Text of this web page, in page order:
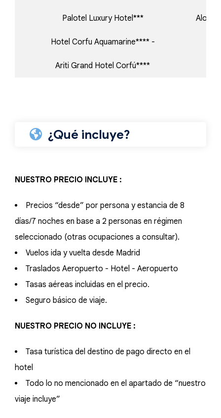
Palotel Luxury Hotel***
Hotel Corfu Aquamarine**** -
Ariti Grand Hotel Corfú****
¿Qué incluye?
NUESTRO PRECIO INCLUYE :
Precios “desde” por persona y estancia de 8
días/7 noches en base a 2 personas en régimen
seleccionado (otras ocupaciones a consultar).
Vuelos ida y vuelta desde Madrid
Traslados Aeropuerto - Hotel - Aeropuerto
Tasas aéreas incluidas en el precio.
Seguro básico de viaje.
NUESTRO PRECIO NO INCLUYE :
Tasa turística del destino de pago directo en el
hotel
Todo lo no mencionado en el apartado de “nuestro
viaje incluye”